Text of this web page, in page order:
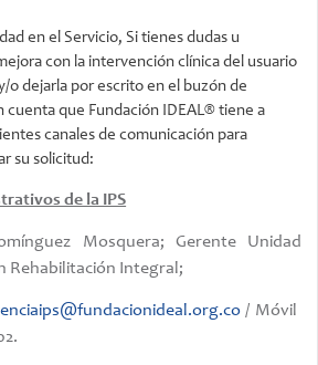
en el Servicio, Si tienes dudas u
con la intervención clínica del usuario
o dejarla por escrito en el buzón de
cuenta que Fundación IDEAL® tiene a
canales de comunicación para
su solicitud:
de la IPS
Mosquera; Gerente Unidad
Rehabilitación Integral;
/ Móvil